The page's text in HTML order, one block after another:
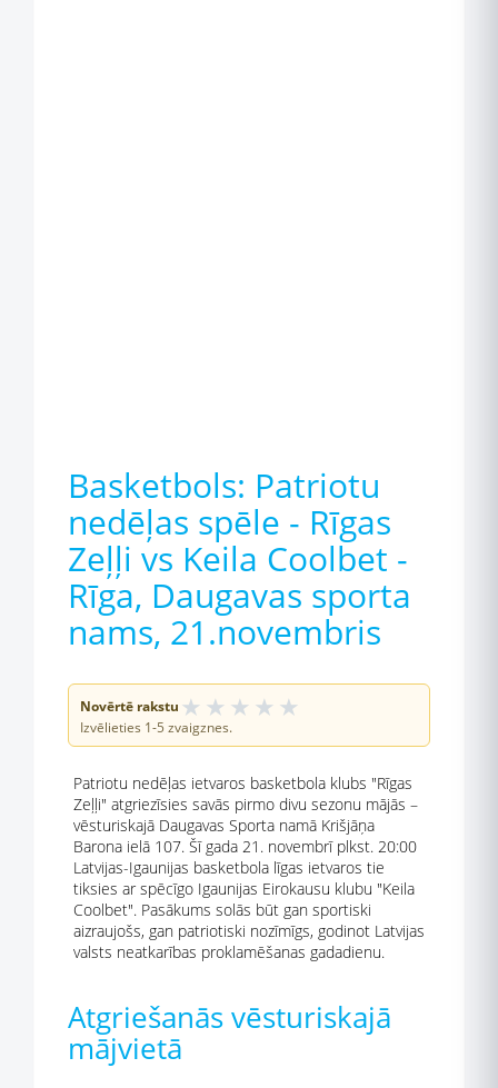
Basketbols: Patriotu
nedēļas spēle - Rīgas
Zeļļi vs Keila Coolbet -
Rīga, Daugavas sporta
nams, 21.novembris
Novērtē rakstu ★ ★ ★ ★ ★
Izvēlieties 1-5 zvaigznes.
Patriotu nedēļas ietvaros basketbola klubs "Rīgas
Zeļļi" atgriezīsies savās pirmo divu sezonu mājās –
vēsturiskajā Daugavas Sporta namā Krišjāņa
Barona ielā 107. Šī gada 21. novembrī plkst. 20:00
Latvijas-Igaunijas basketbola līgas ietvaros tie
tiksies ar spēcīgo Igaunijas Eirokausu klubu "Keila
Coolbet". Pasākums solās būt gan sportiski
aizraujošs, gan patriotiski nozīmīgs, godinot Latvijas
valsts neatkarības proklamēšanas gadadienu.
Atgriešanās vēsturiskajā
mājvietā